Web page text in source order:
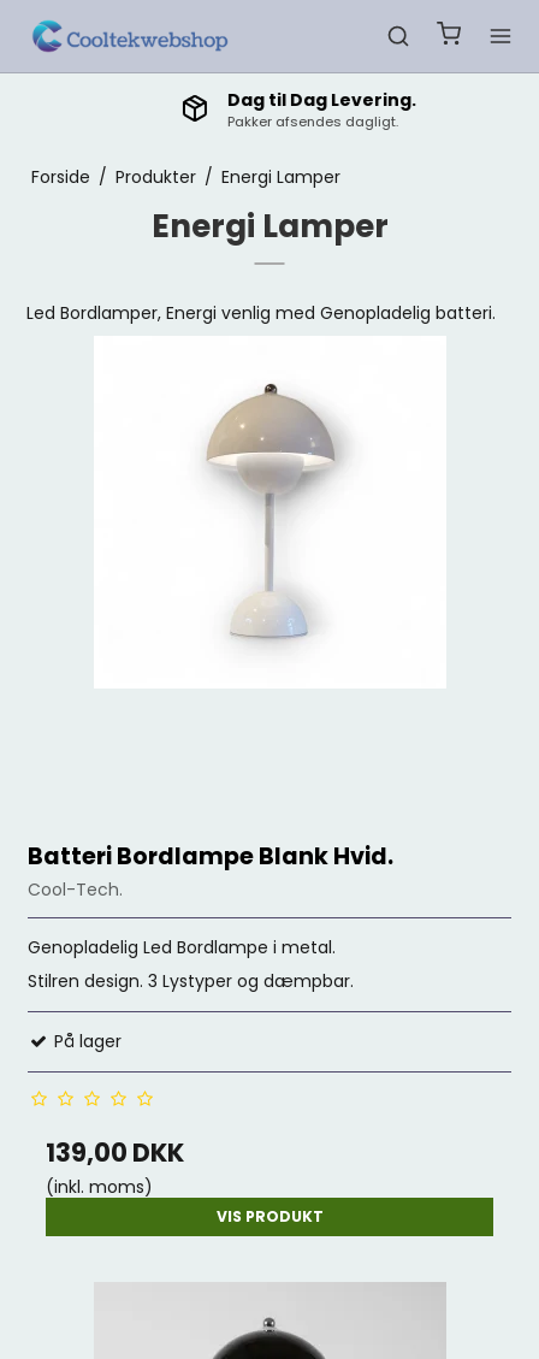
Dag til Dag Levering.
Pakker afsendes dagligt.
Forside / Produkter / Energi Lamper
Energi Lamper
Led Bordlamper, Energi venlig med Genopladelig batteri.
Batteri Bordlampe Blank Hvid.
Cool-Tech.
Genopladelig Led Bordlampe i metal.
Stilren design. 3 Lystyper og dæmpbar.
På lager
139,00 DKK
(inkl. moms)
VIS PRODUKT